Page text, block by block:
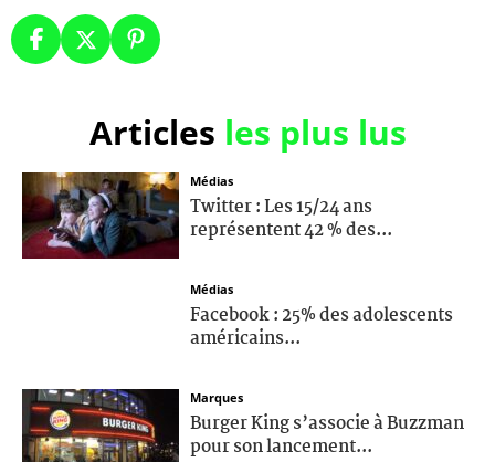
Articles les plus lus
Médias
Twitter : Les 15/24 ans
représentent 42 % des...
Médias
Facebook : 25% des adolescents
américains...
Marques
Burger King s’associe à Buzzman
pour son lancement...